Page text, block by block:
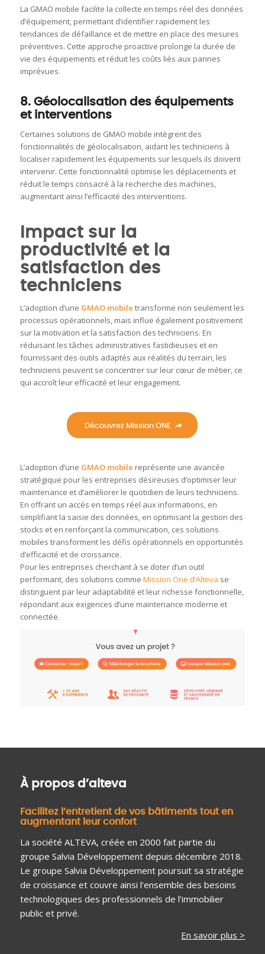
La GMAO mobile facilite la collecte en temps réel des données
d’équipement, permettant d’identifier rapidement les
tendances de défaillance et de mettre en place des mesures
préventives. Cette approche proactive prolonge la durée de
vie des équipements et réduit les coûts liés aux pannes
imprévues.
8. Géolocalisation des équipements
et interventions
Certaines solutions de GMAO mobile intègrent des
fonctionnalités de géolocalisation, aidant les techniciens à
localiser rapidement les équipements sur lesquels ils doivent
intervenir. Cette fonctionnalité optimise les déplacements et
réduit le temps consacré à la recherche des machines,
augmentant ainsi l’efficacité des interventions.
Impact sur la
productivité et la
satisfaction des
techniciens
L’adoption d’une GMAO mobile transforme non seulement les
processus opérationnels, mais influe également positivement
sur la motivation et la satisfaction des techniciens. En
réduisant les tâches administratives fastidieuses et en
fournissant des outils adaptés aux réalités du terrain, les
techniciens peuvent se concentrer sur leur cœur de métier, ce
qui accroît leur efficacité et leur engagement.
Découvrez Mission ONE
L’adoption d’une GMAO mobile représente une avancée
stratégique pour les entreprises désireuses d’optimiser leur
maintenance et d’améliorer le quotidien de leurs techniciens.
En offrant un accès en temps réel aux informations, en
simplifiant la saisie des données, en optimisant la gestion des
stocks et en renforçant la communication, ces solutions
mobiles transforment les défis opérationnels en opportunités
d’efficacité et de croissance.
Pour les entreprises cherchant à se doter d’un outil
performant, des solutions comme Mission One d’Alteva se
distinguent par leur adaptabilité et leur richesse fonctionnelle,
répondant aux exigences d’une maintenance moderne et
connectée.
À propos d’alteva
Facilitez l’entretient de vos bâtiments tout en
augmentant leur confort
La société ALTEVA, créée en 2000 fait partie du
groupe Salvia Développement depuis décembre 2018.
Le groupe Salvia Développement poursuit sa stratégie
de croissance et couvre ainsi l’ensemble des besoins
technologiques des professionnels de l’immobilier
public et privé.
En savoir plus >